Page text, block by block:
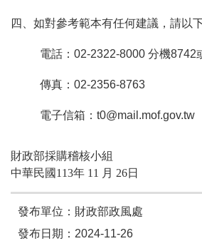
四、如對參考範本有任何建議，請以
電話：02-2322-8000 分機8742
傳真：02-2356-8763
電子信箱： t0@mail.mof.gov.tw
財政部採購稽核小組
中華民國113年 11 月 26日
發布單位：財政部政風處
發布日期：2024-11-26